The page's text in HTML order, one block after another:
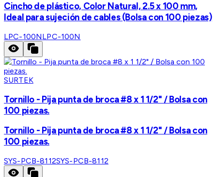
Cincho de plástico, Color Natural, 2.5 x 100 mm,
Ideal para sujeción de cables (Bolsa con 100 piezas)
LPC-100NLPC-100N
SURTEK
Tornillo - Pija punta de broca #8 x 1 1/2" / Bolsa con
100 piezas.
Tornillo - Pija punta de broca #8 x 1 1/2" / Bolsa con
100 piezas.
SYS-PCB-8112SYS-PCB-8112